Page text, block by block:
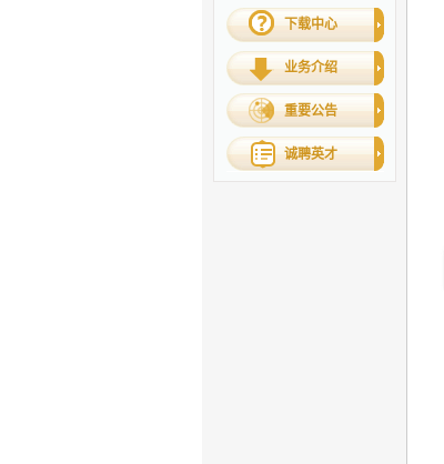
下载中心
业务介绍
重要公告
诚聘英才